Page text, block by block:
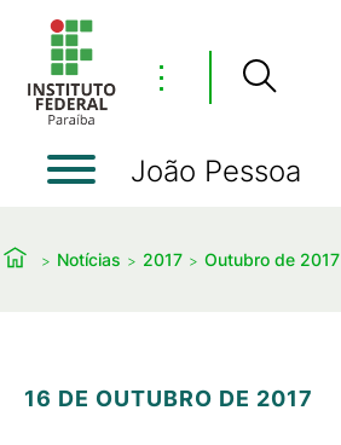
⋮
João Pessoa
Notícias 2017 Outubro de 2017
16 DE OUTUBRO DE 2017